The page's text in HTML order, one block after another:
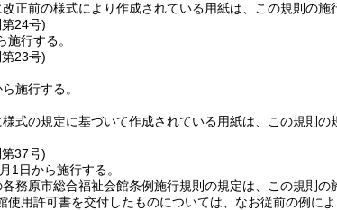
正前の様式により作成されている用紙は、この規則の
24号)
施行する。
23号)
施行する。
式の規定に基づいて作成されている用紙は、この規則
37号)
1日から施行する。
務原市総合福祉会館条例施行規則の規定は、この規則
使用許可書を交付したものについては、なお従前の例によ